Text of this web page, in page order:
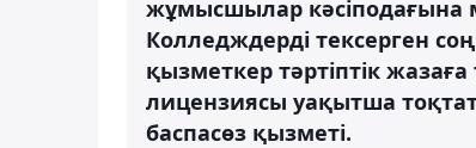
жұмысшылар кәсіподағына
Колледждерді тексерген
қызметкер тәртіптік
лицензиясы уақытша
баспасөз қызметі.